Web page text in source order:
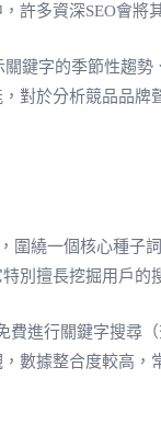
許多資深SEO會將
鍵字的季節性趨
對於分析競品品牌
繞一個核心種
別擅長挖掘用戶的
進行關鍵字搜
數據整合度較高，